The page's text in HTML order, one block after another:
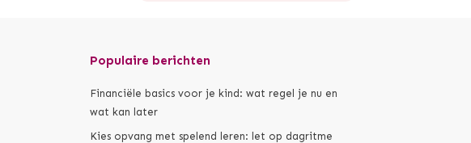
Populaire berichten
Financiële basics voor je kind: wat regel je nu en
wat kan later
Kies opvang met spelend leren: let op dagritme